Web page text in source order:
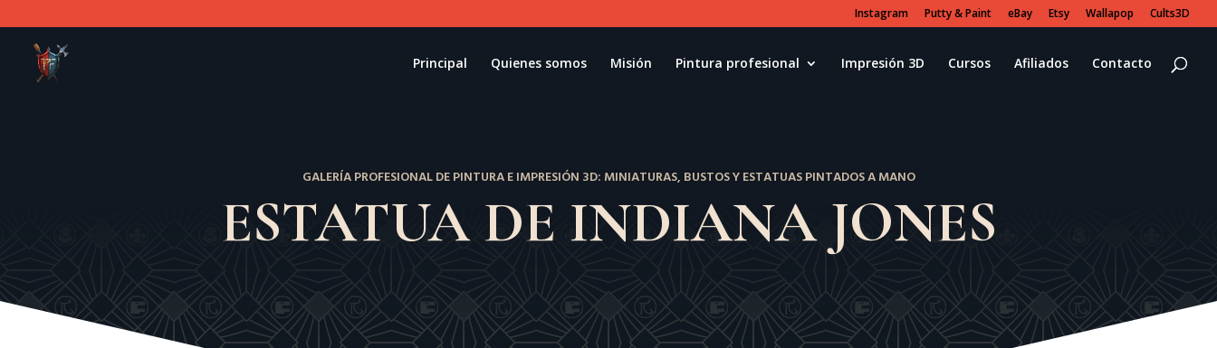
Instagram Putty & Paint eBay Etsy Wallapop Cults3D
Principal Quienes somos Misión Pintura profesional Impresión 3D Cursos Afiliados Contacto
GALERÍA PROFESIONAL DE PINTURA E IMPRESIÓN 3D: MINIATURAS, BUSTOS Y ESTATUAS PINTADOS A MANO
ESTATUA DE INDIANA JONES